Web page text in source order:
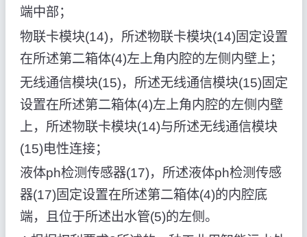
端中部；
物联卡模块(14)，所述物联卡模块(14)固定设置
在所述第二箱体(4)左上角内腔的左侧内壁上；
无线通信模块(15)，所述无线通信模块(15)固定
设置在所述第二箱体(4)左上角内腔的左侧内壁
上，所述物联卡模块(14)与所述无线通信模块
(15)电性连接；
液体ph检测传感器(17)，所述液体ph检测传感
器(17)固定设置在所述第二箱体(4)的内腔底
端，且位于所述出水管(5)的左侧。